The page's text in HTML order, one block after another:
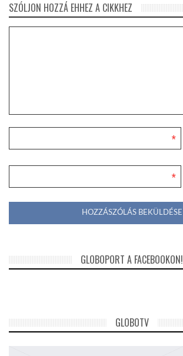
SZÓLJON HOZZÁ EHHEZ A CIKKHEZ
*
*
GLOBOPORT A FACEBOOKON!
GLOBOTV